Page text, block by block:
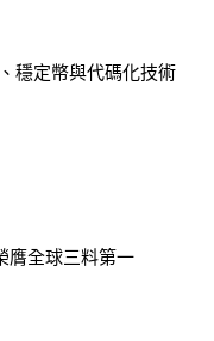
穩定幣與代碼化技術
膺全球三料第一